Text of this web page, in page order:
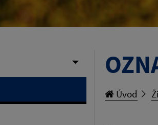
Úvod